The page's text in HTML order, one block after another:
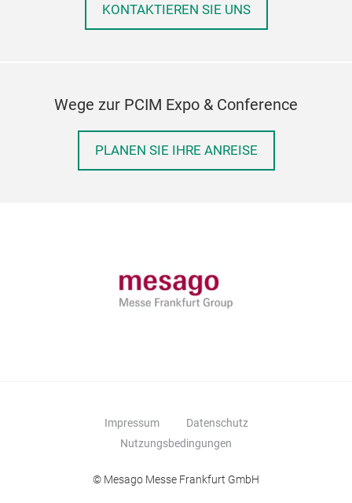
KONTAKTIEREN SIE UNS
Wege zur PCIM Expo & Conference
PLANEN SIE IHRE ANREISE
Impressum
Datenschutz
Nutzungsbedingungen
© Mesago Messe Frankfurt GmbH